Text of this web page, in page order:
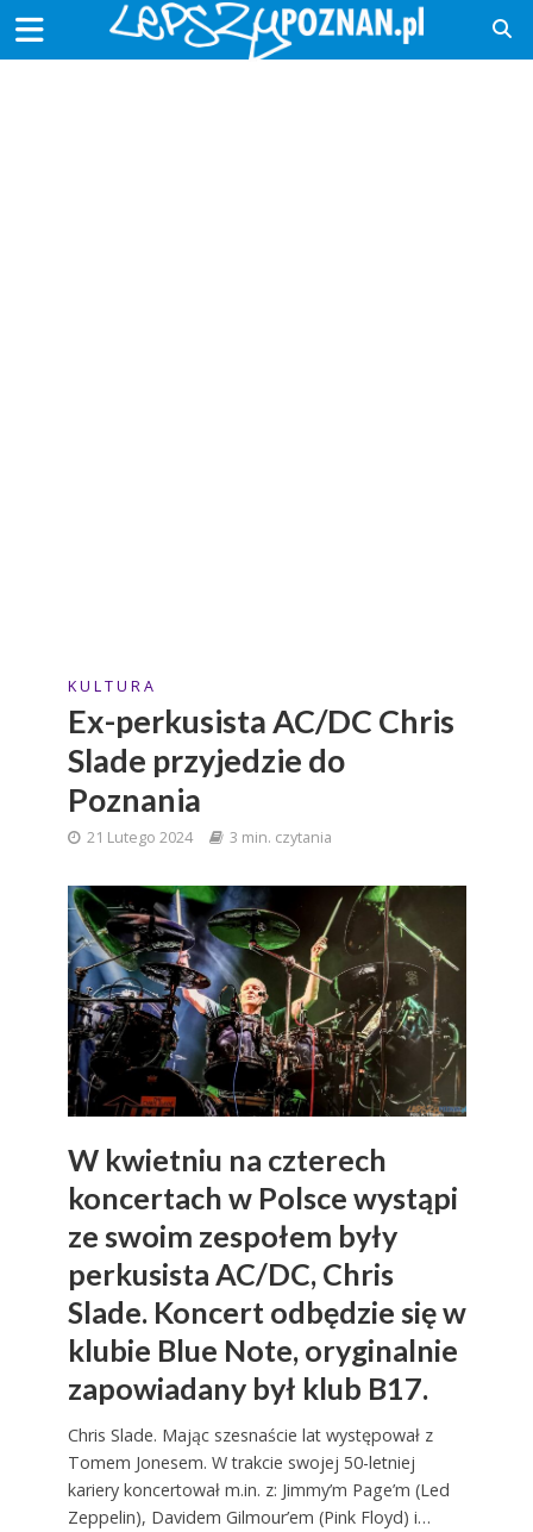
K U L T U R A
Ex-perkusista AC/DC Chris
Slade przyjedzie do
Poznania
21 Lutego 2024 3 min. czytania
W kwietniu na czterech
koncertach w Polsce wystąpi
ze swoim zespołem były
perkusista AC/DC, Chris
Slade. Koncert odbędzie się w
klubie Blue Note, oryginalnie
zapowiadany był klub B17.
Chris Slade. Mając szesnaście lat występował z
Tomem Jonesem. W trakcie swojej 50-letniej
kariery koncertował m.in. z: Jimmy’m Page’m (Led
Zeppelin), Davidem Gilmour’em (Pink Floyd) i…